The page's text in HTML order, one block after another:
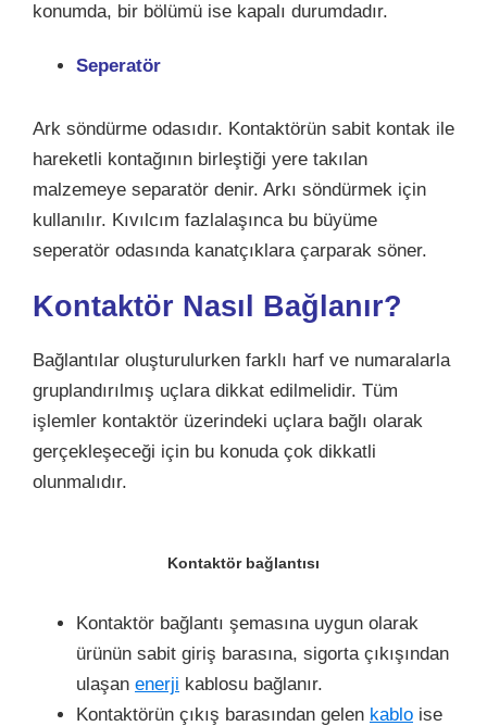
konumda, bir bölümü ise kapalı durumdadır.
Seperatör
Ark söndürme odasıdır. Kontaktörün sabit kontak ile
hareketli kontağının birleştiği yere takılan
malzemeye separatör denir. Arkı söndürmek için
kullanılır. Kıvılcım fazlalaşınca bu büyüme
seperatör odasında kanatçıklara çarparak söner.
Kontaktör Nasıl Bağlanır?
Bağlantılar oluşturulurken farklı harf ve numaralarla
gruplandırılmış uçlara dikkat edilmelidir. Tüm
işlemler kontaktör üzerindeki uçlara bağlı olarak
gerçekleşeceği için bu konuda çok dikkatli
olunmalıdır.
Kontaktör bağlantısı
Kontaktör bağlantı şemasına uygun olarak
ürünün sabit giriş barasına, sigorta çıkışından
ulaşan enerji kablosu bağlanır.
Kontaktörün çıkış barasından gelen kablo ise